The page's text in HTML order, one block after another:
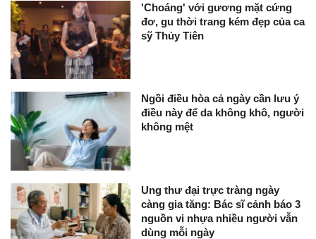
'Choáng' với gương mặt cứng
đơ, gu thời trang kém đẹp của ca
sỹ Thủy Tiên
Ngồi điều hòa cả ngày cần lưu ý
điều này để da không khô, người
không mệt
Ung thư đại trực tràng ngày
càng gia tăng: Bác sĩ cảnh báo 3
nguồn vi nhựa nhiều người vẫn
dùng mỗi ngày